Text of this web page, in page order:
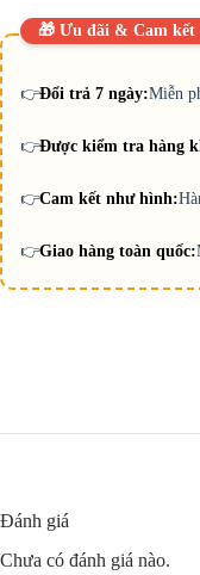
🎁 Ưu đãi & Cam kết
👉Đổi trả 7 ngày:Miễn
👉Được kiểm tra hàng
👉Cam kết như hình:
👉Giao hàng toàn quốc:
Đánh giá
Chưa có đánh giá nào.